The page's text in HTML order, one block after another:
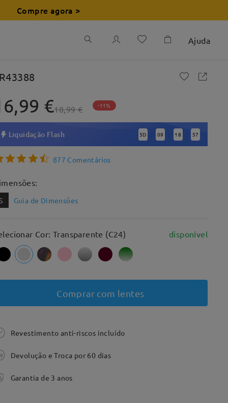
Compre agora >
Ajuda
€18,99 € -11%
Liquidação Flash 5D : 09 : 18 : 56
877 Comentários
Guia de Dimensões
Cor: Transparente (C24) disponível
Comprar com lentes
Revestimento anti-riscos incluído
Devolução e Troca por 60 dias
Garantia de 3 anos